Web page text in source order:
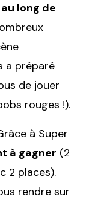
long de
a préparé
de jouer
rouges !).
à Super
à gagner (2
2 places).
rendre sur